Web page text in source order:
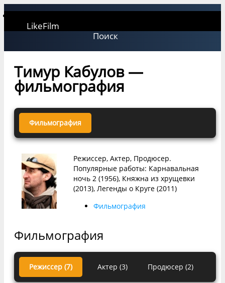
LikeFilm
Поиск
Тимур Кабулов —
фильмография
Фильмография
Режиссер, Актер, Продюсер.
Популярные работы: Карнавальная
ночь 2 (1956), Княжна из хрущевки
(2013), Легенды о Круге (2011)
Фильмография
Фильмография
Режиссер (7) Актер (3) Продюсер (2)